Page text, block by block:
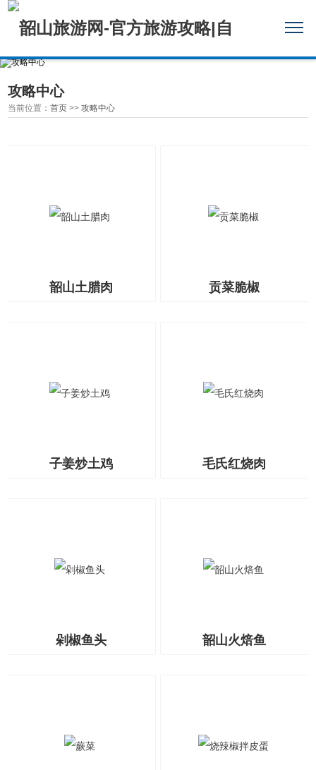
攻略中心
当前位置：首页 >>攻略中心
韶山土腊肉 贡菜脆椒
子姜炒土鸡 毛氏红烧肉
剁椒鱼头 韶山火焙鱼